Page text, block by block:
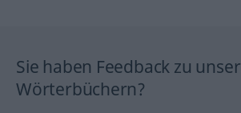
Sie haben Feedback zu
Wörterbüchern?